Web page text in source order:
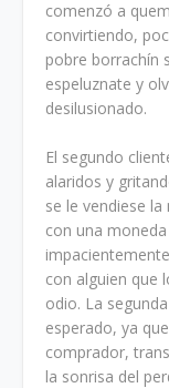
comenzó a
convirtiendo,
pobre borrachín
espeluznate y
desilusionado.
El segundo
alaridos y
se le vendiese
con una
con alguien que
odio. La
esperado, ya
comprador,
la sonrisa del